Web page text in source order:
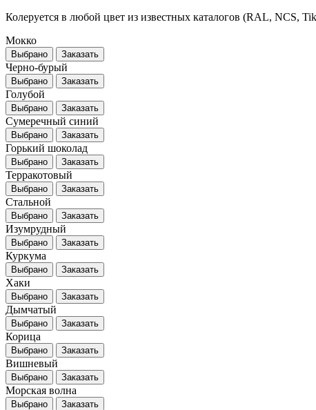
Колеруется в любой цвет из известных каталогов (RAL, NCS,
Мокко
Выбрано Заказать
Черно-бурый
Выбрано Заказать
Голубой
Выбрано Заказать
Сумеречный синий
Выбрано Заказать
Горький шоколад
Выбрано Заказать
Терракотовый
Выбрано Заказать
Стальной
Выбрано Заказать
Изумрудный
Выбрано Заказать
Куркума
Выбрано Заказать
Хаки
Выбрано Заказать
Дымчатый
Выбрано Заказать
Корица
Выбрано Заказать
Вишневый
Выбрано Заказать
Морская волна
Выбрано Заказать